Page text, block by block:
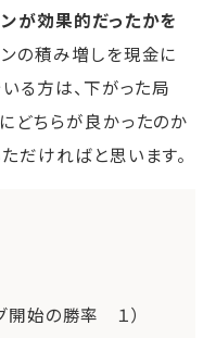
が効果的だったかを
の積み増しを現金に
る方は、下がった局
どちらが良かったのか
だければと思います。
開始の勝率 １）